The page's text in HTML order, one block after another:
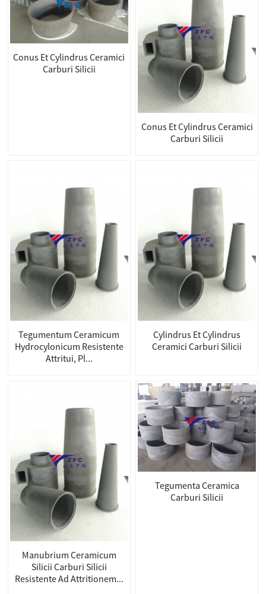
Conus Et Cylindrus Ceramici
Carburi Silicii
Conus Et Cylindrus Ceramici
Carburi Silicii
Tegumentum Ceramicum
Hydrocylonicum Resistente
Attritui, Pl...
Cylindrus Et Cylindrus
Ceramici Carburi Silicii
Manubrium Ceramicum
Silicii Carburi Silicii
Resistente Ad Attritionem...
Tegumenta Ceramica
Carburi Silicii